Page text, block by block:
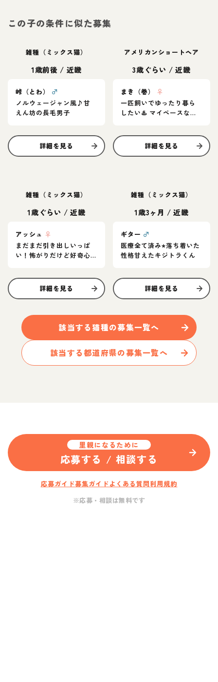
この子の条件に似た募集
雑種（ミックス猫）
1歳前後 / 近畿
峠（とわ）
♂
ノルウェージャン風♪甘
えん坊の長毛男子
詳細を見る
アメリカンショートヘア
3歳ぐらい /近畿
まき（巻）
♀
一匹飼いでゆったり暮ら
したい♨️ マイペースなア
詳細を見る
雑種（ミックス猫）
1歳ぐらい /近畿
アッシュ ♀
まだまだ引き出しいっぱ
い！怖がりだけど好奇心
詳細を見る
雑種（ミックス猫）
1歳3ヶ月 /近畿
ギター ♂
医療全て済み⭐︎落ち着いた
性格甘えたキジトラくん
詳細を見る
該当する 猫種の募集一覧へ
該当する都道府県の募集一覧へ
里親になるために
応募する / 相談する
応募ガイド募集ガイド よくある質問利用規約
※応募・相談は無料です